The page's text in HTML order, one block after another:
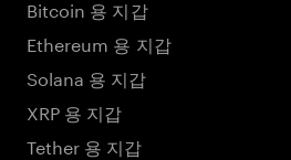
Bitcoin 용 지갑
Ethereum 용 지갑
Solana 용 지갑
XRP 용 지갑
Tether 용 지갑